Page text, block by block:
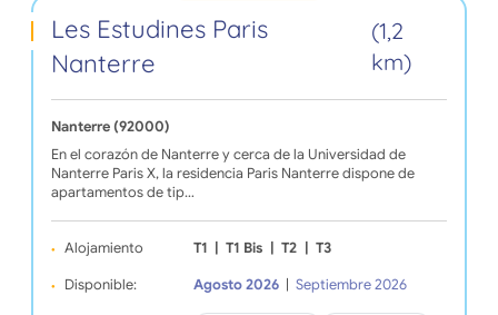
Les Estudines Paris
Nanterre
(1,2
km)
Nanterre (92000)
En el corazón de Nanterre y cerca de la Universidad de
Nanterre Paris X, la residencia Paris Nanterre dispone de
apartamentos de tip…
Alojamiento T1 T1 Bis T2 T3
Disponible: Agosto 2026 Septiembre 2026